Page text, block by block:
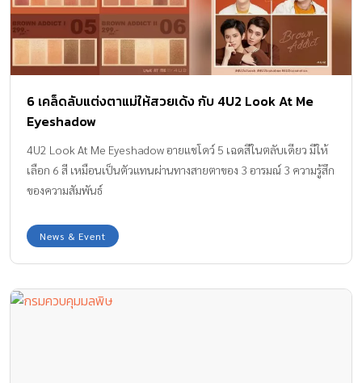
6 เคล็ดลับแต่งตาแม่ให้สวยเด้ง กับ 4U2 Look At Me
Eyeshadow
4U2 Look At Me Eyeshadow อายแชโดว์ 5 เฉดสีในตลับเดียว มีให้
เลือก 6 สี เหมือนเป็นตัวแทนผ่านทางสายตาของ 3 อารมณ์ 3 ความรู้สึก
ของความสัมพันธ์
News & Event